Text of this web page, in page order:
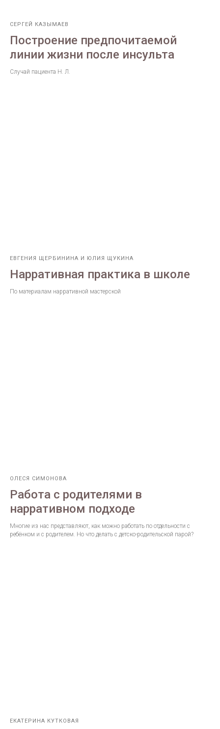
СЕРГЕЙ КАЗЫМАЕВ
Построение предпочитаемой
линии жизни после инсульта
Случай пациента Н. Л.
ЕВГЕНИЯ ЩЕРБИНИНА И ЮЛИЯ ЩУКИНА
Нарративная практика в школе
По материалам нарративной мастерской
ОЛЕСЯ СИМОНОВА
Работа с родителями в
нарративном подходе
Многие из нас представляют, как можно работать по отдельности с
ребёнком и с родителем. Но что делать с детско-родительской парой?
ЕКАТЕРИНА КУТКОВАЯ